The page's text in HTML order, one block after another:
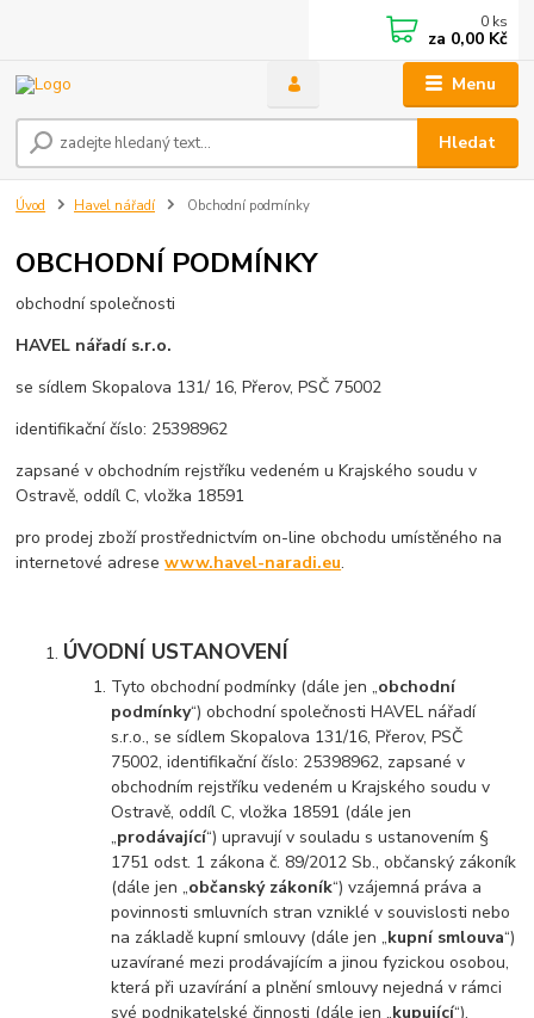
Menu
Hledat
0 ks
za 0,00 Kč
Úvod Havel nářadí Obchodní podmínky
OBCHODNÍ PODMÍNKY
obchodní společnosti
HAVEL nářadí s.r.o.
se sídlem Skopalova 131/ 16, Přerov, PSČ 75002
identifikační číslo: 25398962
zapsané v obchodním rejstříku vedeném u Krajského soudu v
Ostravě, oddíl C, vložka 18591
pro prodej zboží prostřednictvím on-line obchodu umístěného na
internetové adresewww.havel-naradi.eu.
ÚVODNÍ USTANOVENÍ
Tyto obchodní podmínky (dále jen „obchodní
podmínky“) obchodní společnosti HAVEL nářadí
s.r.o., se sídlem Skopalova 131/16, Přerov, PSČ
75002, identifikační číslo: 25398962, zapsané v
obchodním rejstříku vedeném u Krajského soudu v
Ostravě, oddíl C, vložka 18591 (dále jen
„prodávající“) upravují v souladu s ustanovením §
1751 odst. 1 zákona č. 89/2012 Sb., občanský zákoník
(dále jen „občanský zákoník“) vzájemná práva a
povinnosti smluvních stran vzniklé v souvislosti nebo
na základě kupní smlouvy (dále jen „kupní smlouva“)
uzavírané mezi prodávajícím a jinou fyzickou osobou,
která při uzavírání a plnění smlouvy nejedná v rámci
své podnikatelské činnosti (dále jen „kupující“),